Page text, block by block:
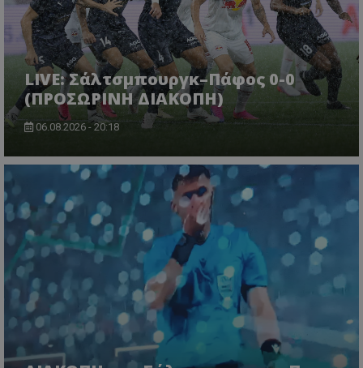
LIVE: Σάλτσμπουργκ–Πάφος 0-0
(ΠΡΟΣΩΡΙΝΗ ΔΙΑΚΟΠΗ)
06.08.2026 - 20:18